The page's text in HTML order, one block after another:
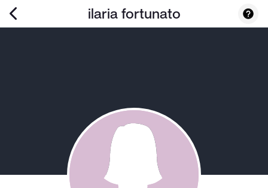
ilaria fortunato